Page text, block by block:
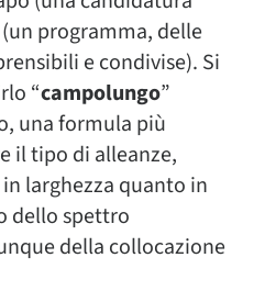
programma, delle
e condivise). Si
“campolungo”
una formula più
il tipo di alleanze,
larghezza quanto in
dello spettro
della collocazione